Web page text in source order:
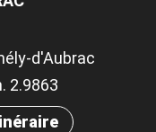
d'Aubrac
2.9863